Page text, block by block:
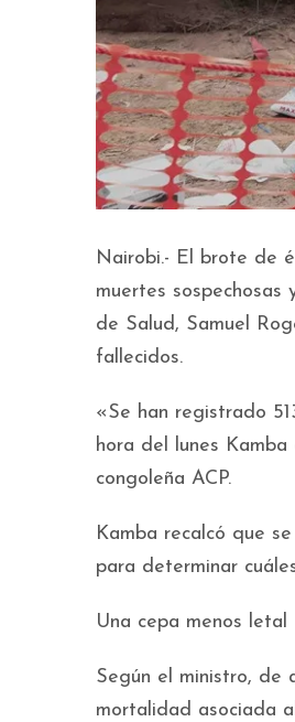
Nairobi.- El brote de
muertes sospechosas
de Salud, Samuel
fallecidos.
«Se han registrado
hora del lunes
congoleña ACP.
Kamba recalcó que
para determinar
Una cepa menos letal
Según el ministro, de
mortalidad asociada